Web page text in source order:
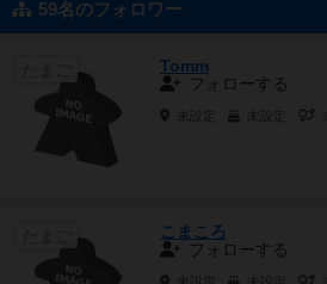
59名のフォロワー
Tomm
フォローする
未設定 未設定
こまころ
フォローする